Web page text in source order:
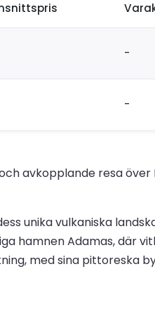
-
-
avkopplande resa
unika vulkaniska
hamnen Adamas, där
med sina pittoreska